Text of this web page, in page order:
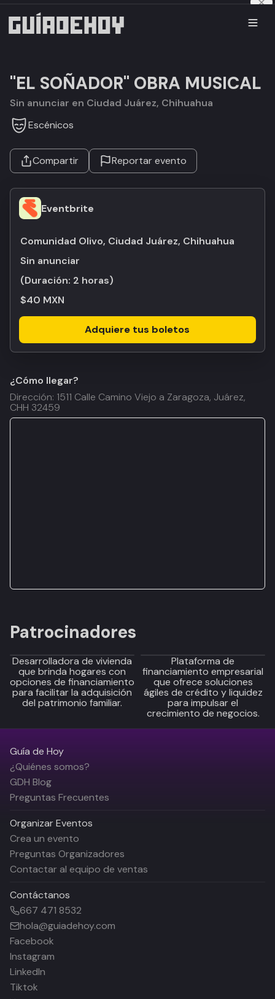
"EL SOÑADOR" OBRA MUSICAL
Sin anunciar en Ciudad Juárez, Chihuahua
Escénicos
Compartir Reportar evento
Eventbrite
Comunidad Olivo, Ciudad Juárez, Chihuahua
Sin anunciar
(Duración: 2 horas)
$40 MXN
Adquiere tus boletos
¿Cómo llegar?
Dirección: 1511 Calle Camino Viejo a Zaragoza, Juárez,
CHH 32459
Patrocinadores
Desarrolladora de vivienda
que brinda hogares con
opciones de financiamiento
para facilitar la adquisición
del patrimonio familiar.
Plataforma de
financiamiento empresarial
que ofrece soluciones
ágiles de crédito y liquidez
para impulsar el
crecimiento de negocios.
Guía de Hoy
¿Quiénes somos?
GDH Blog
Preguntas Frecuentes
Organizar Eventos
Crea un evento
Preguntas Organizadores
Contactar al equipo de ventas
Contáctanos
667 471 8532
hola@guiadehoy.com
Facebook
Instagram
LinkedIn
Tiktok